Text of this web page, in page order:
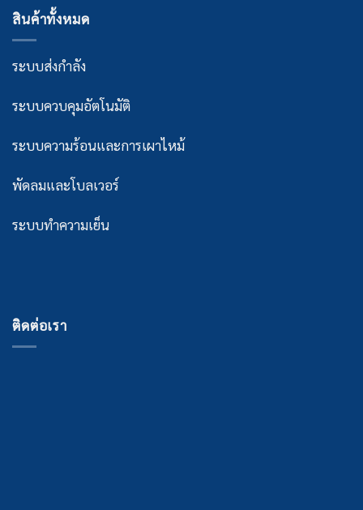
สินค้าทั้งหมด
ระบบส่งกำลัง
ระบบควบคุมอัตโนมัติ
ระบบความร้อนและการเผาไหม้
พัดลมและโบลเวอร์
ระบบทำความเย็น
ติดต่อเรา